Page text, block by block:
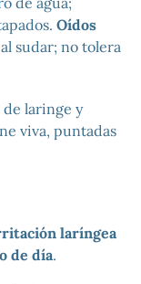
Oídos
sudar; no tolera
laringe y
viva, puntadas
laríngea
de día.